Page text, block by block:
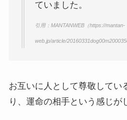
ていました。
引用：MANTANWEB（https://mantan-
web.jp/article/
お互いに人として尊敬してい
り、運命の相手という感じが